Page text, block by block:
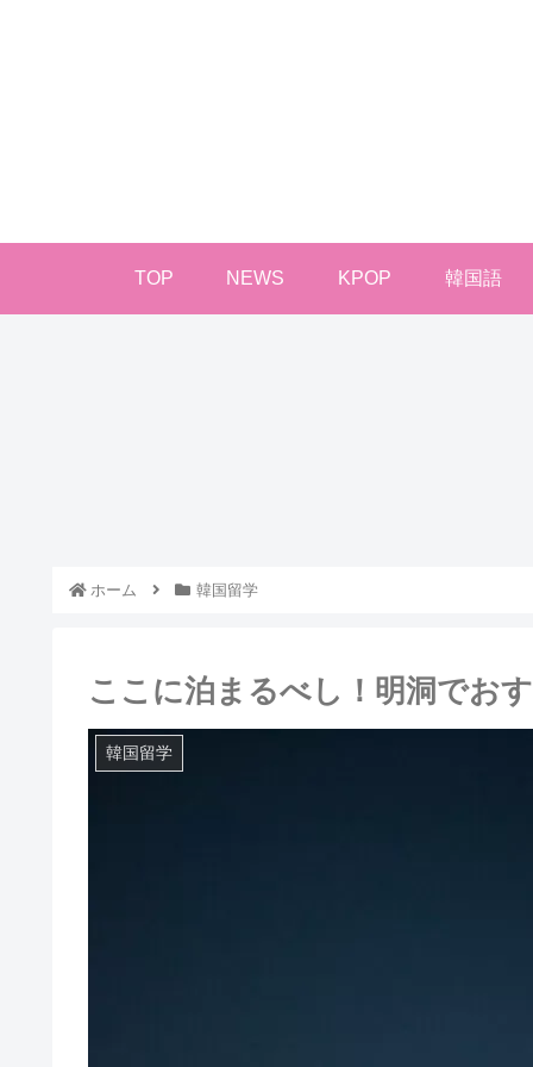
TOP NEWS KPOP 韓国語
ホーム 韓国留学
ここに泊まるべし！明洞でお
韓国留学